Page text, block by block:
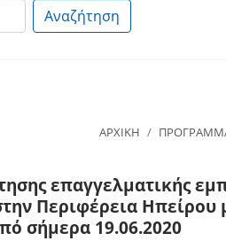
Αναζήτηση
ΑΡΧΙΚΗ
επαγγελματικής
Περιφέρεια Ηπείρου
σήμερα 19.06.2020